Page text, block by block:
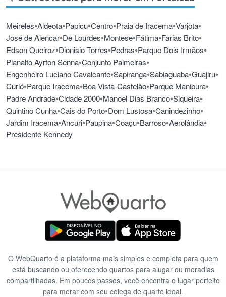
Meireles•Aldeota•Papicu•Centro•Praia de Iracema•Varjota•
José de Alencar•De Lourdes•Montese•Fátima•Farias Brito•
Edson Queiroz•Dionisio Torres•Pedras•Parque Dois Irmãos•
Planalto Ayrton Senna•Conjunto Palmeiras•
Engenheiro Luciano Cavalcante•Sapiranga•Sabiaguaba•Guajiru•
Curió•Parque Iracema•Boa Vista-Castelão•Parque Manibura•
Padre Andrade•Cidade 2000•Manoel Dias Branco•Siqueira•
Quintino Cunha•Cais do Porto•Dom Lustosa•Canindezinho•
Jardim Iracema•Ancuri•Paupina•Coaçu•Barroso•Aerolândia•
Presidente Kennedy
O WebQuarto é a plataforma mais simples e completa para quem
está buscando ou oferecendo quartos para alugar ou moradias
compartilhadas. Em poucos passos, você encontra o lugar perfeito
para morar com seu colega de quarto ideal.